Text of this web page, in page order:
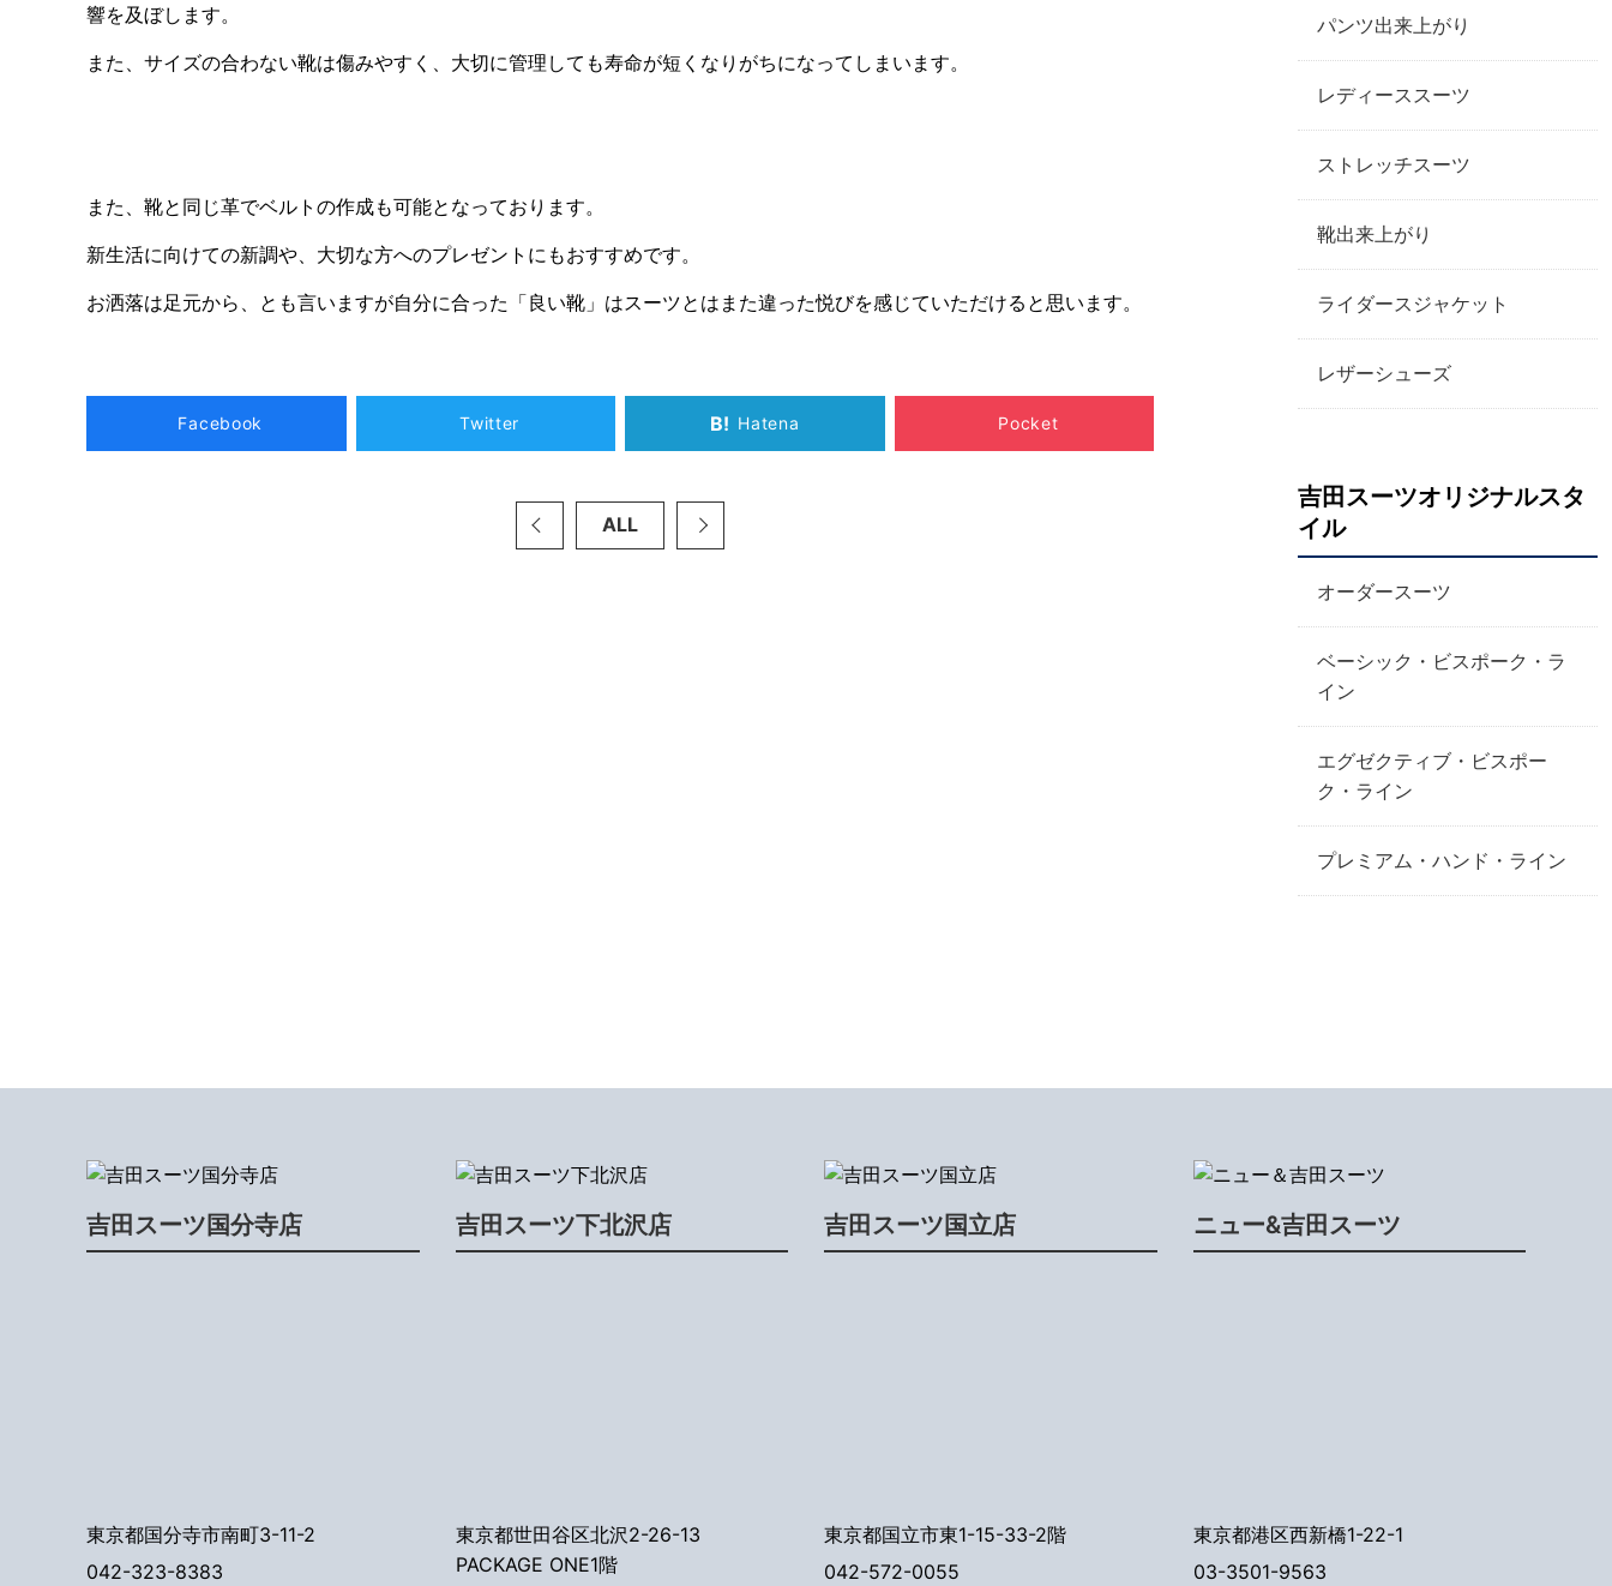
響を及ぼします。
また、サイズの合わない靴は傷みやすく、大切に管理しても寿命が短くなりがちになってしまいます。
また、靴と同じ革でベルトの作成も可能となっております。
新生活に向けての新調や、大切な方へのプレゼントにもおすすめです。
お洒落は足元から、とも言いますが自分に合った「良い靴」はスーツとはまた違った悦びを感じていただけると思います。
Facebook Twitter B! Hatena Pocket
ALL
パンツ出来上がり
レディーススーツ
ストレッチスーツ
靴出来上がり
ライダースジャケット
レザーシューズ
吉田スーツオリジナルスタ
イル
オーダースーツ
ベーシック・ビスポーク・ラ
イン
エグゼクティブ・ビスポー
ク・ライン
プレミアム・ハンド・ライン
吉田スーツ国分寺店
東京都国分寺市南町3-11-2
042-323-8383
吉田スーツ下北沢店
東京都世田谷区北沢2-26-13
PACKAGE ONE1階
吉田スーツ国立店
東京都国立市東1-15-33-2階
042-572-0055
ニュー&吉田スーツ
東京都港区西新橋1-22-1
03-3501-9563